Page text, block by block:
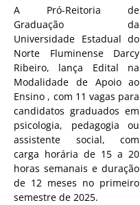
A Pró-Reitoria de
Graduação da
Universidade Estadual do
Norte Fluminense Darcy
Ribeiro, lança Edital na
Modalidade de Apoio ao
Ensino , com 11 vagas para
candidatos graduados em
psicologia, pedagogia ou
assistente social, com
carga horária de 15 a 20
horas semanais e duração
de 12 meses no primeiro
semestre de 2025.